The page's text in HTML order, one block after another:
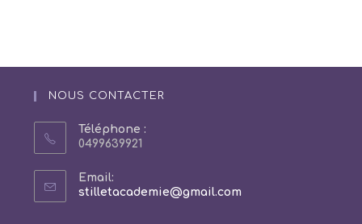
NOUS CONTACTER
Téléphone :
0499639921
Email:
stilletacademie@gmail.comS’ouvre